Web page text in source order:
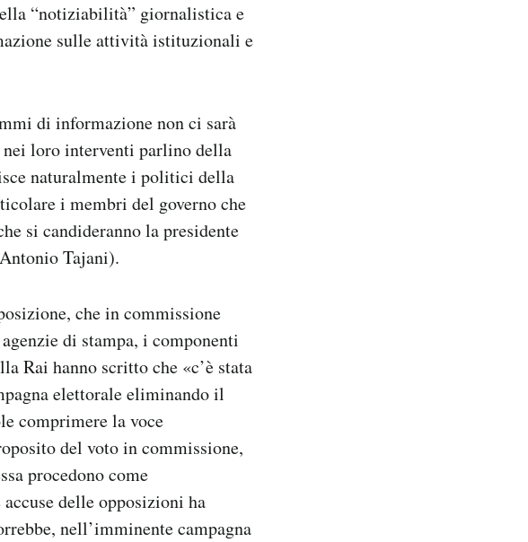
“notiziabilità” giornalistica e
sulle attività istituzionali e
di informazione non ci sarà
loro interventi parlino della
naturalmente i politici della
i membri del governo che
si candideranno la presidente
Tajani).
che in commissione
di stampa, i componenti
Rai hanno scritto che «c’è stata
elettorale eliminando il
comprimere la voce
del voto in commissione,
procedono come
delle opposizioni ha
nell’imminente campagna